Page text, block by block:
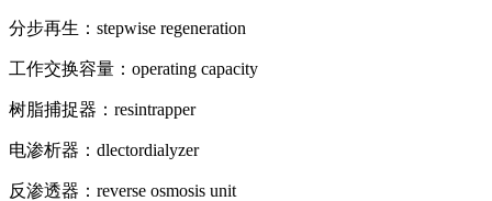
分步再生：stepwise regeneration
工作交换容量：operating capacity
树脂捕捉器：resintrapper
电渗析器：dlectordialyzer
反渗透器：reverse osmosis unit